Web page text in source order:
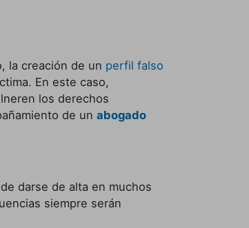
la creación de un perfil falso
En este caso,
los derechos
de un abogado
darse de alta en muchos
siempre serán